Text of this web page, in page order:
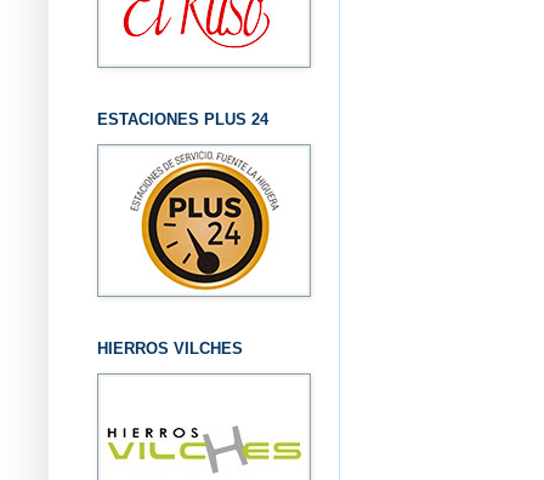
ESTACIONES PLUS 24
HIERROS VILCHES